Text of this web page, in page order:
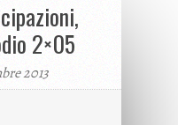
2×05
2013